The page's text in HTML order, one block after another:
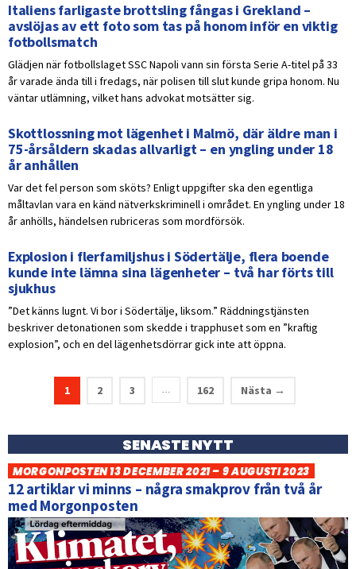
Italiens farligaste brottsling fångas i Grekland –
avslöjas av ett foto som tas på honom inför en viktig
fotbollsmatch
Glädjen när fotbollslaget SSC Napoli vann sin första Serie A-titel på 33
år varade ända till i fredags, när polisen till slut kunde gripa honom. Nu
väntar utlämning, vilket hans advokat motsätter sig.
Skottlossning mot lägenhet i Malmö, där äldre man i
75-årsåldern skadas allvarligt – en yngling under 18
år anhållen
Var det fel person som sköts? Enligt uppgifter ska den egentliga
måltavlan vara en känd nätverkskriminell i området. En yngling under 18
år anhölls, händelsen rubriceras som mordförsök.
Explosion i flerfamiljshus i Södertälje, flera boende
kunde inte lämna sina lägenheter – två har förts till
sjukhus
”Det känns lugnt. Vi bor i Södertälje, liksom.” Räddningstjänsten
beskriver detonationen som skedde i trapphuset som en ”kraftig
explosion”, och en del lägenhetsdörrar gick inte att öppna.
1 2 3 … 162 Nästa →
SENASTE NYTT
MORGONPOSTEN 13 DECEMBER 2021 – 9 AUGUSTI 2023
12 artiklar vi minns – några smakprov från två år
med Morgonposten